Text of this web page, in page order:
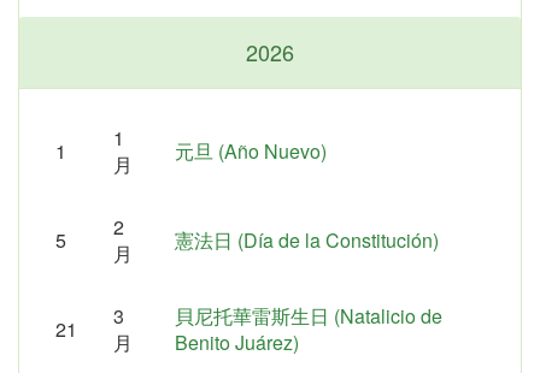
2026
1
1
月
元旦 (Año Nuevo)
5
2
月
憲法日 (Día de la Constitución)
21
3
月
貝尼托華雷斯生日 (Natalicio de
Benito Juárez)